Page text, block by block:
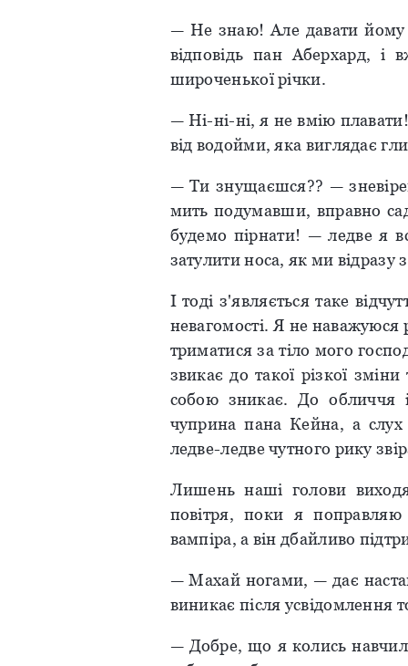
— Не знаю! Але давати йому
відповідь пан Аберхард, і
широченької річки.
— Ні-ні-ні, я не вмію
від водойми, яка виглядає
— Ти знущаєшся?? —
мить подумавши, вправно
будемо пірнати! — ледве я
затулити носа, як ми
І тоді з'являється таке
невагомості. Я не
триматися за тіло мого
звикає до такої різкої
собою зникає. До обличчя
чуприна пана Кейна, а
ледве-ледве чутного рику
Лишень наші голови
повітря, поки я
вампіра, а він дбайливо
— Махай ногами, — дає
виникає після усвідомлення
— Добре, що я колись